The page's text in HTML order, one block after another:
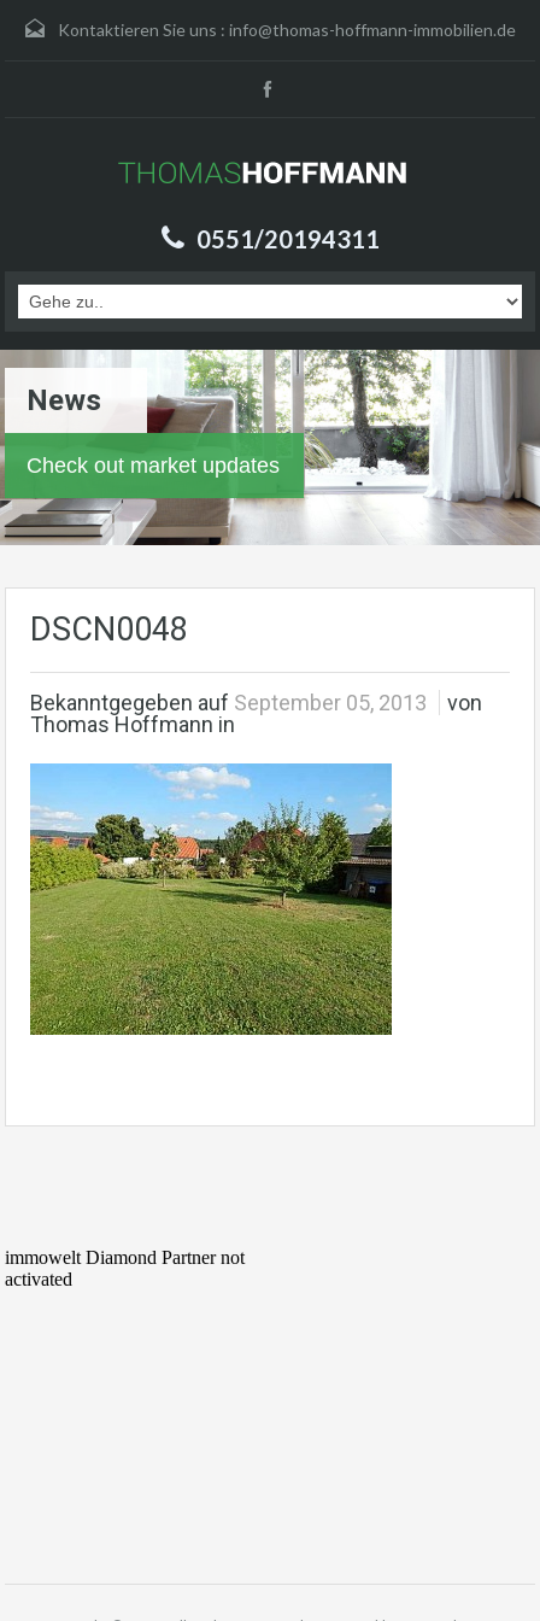
Kontaktieren Sie uns : info@thomas-hoffmann-immobilien.de
0551/20194311
News
Check out market updates
DSCN0048
Bekanntgegeben auf September 05, 2013
von
Thomas Hoffmann in